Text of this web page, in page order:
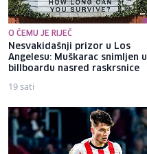
O ČEMU JE RIJEČ
Nesvakidašnji prizor u Los
Angelesu: Muškarac snimljen u
billboardu nasred raskrsnice
19 sati